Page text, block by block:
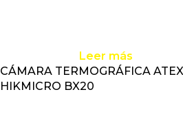
Leer más
CÁMARA TERMOGRÁFICA ATEX |
HIKMICRO BX20